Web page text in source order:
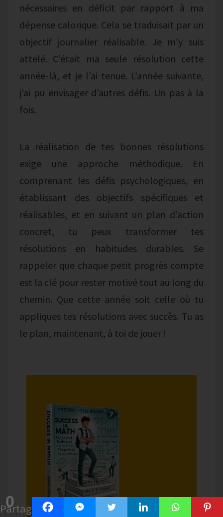
nécessaires en déficit par rapport à ma
dépense calorique. Cela se traduisait par un
objectif journalier réalisable. Je m’y suis
attelé. C’était ma seule résolution cette
année-là, et je l’ai tenue. L’année suivante,
j’ai pu envisager d’autres défis. Un pas à la
fois.
La réalisation de tes bonnes résolutions
exige une approche méthodique. En
comprenant les défis psychologiques, en
établissant des objectifs spécifiques et
réalisables, et en suivant un plan d’action
concret, tu peux transformer tes
résolutions en habitudes durables. Se
rappeler que chaque petit progrès compte
est la clé pour rester motivé tout au long du
chemin. Que cette année soit celle où tu
appliques tes résolutions avec succès. Tu as
le plan, maintenant, à toi de jouer !
0
Partages